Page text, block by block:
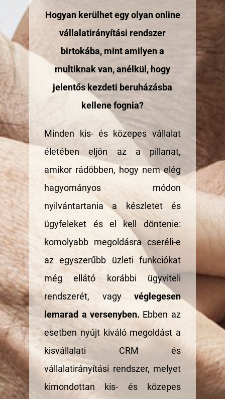
Hogyan kerülhet egy olyan online
vállalatirányítási rendszer
birtokába, mint amilyen a
multiknak van, anélkül, hogy
jelentős kezdeti beruházásba
kellene fognia?
Minden kis- és közepes vállalat
életében eljön az a pillanat,
amikor rádöbben, hogy nem elég
hagyományos módon
nyilvántartania a készletet és
ügyfeleket és el kell döntenie:
komolyabb megoldásra cseréli-e
az egyszerűbb üzleti funkciókat
még ellátó korábbi ügyviteli
rendszerét, vagy véglegesen
lemarad a versenyben. Ebben az
esetben nyújt kiváló megoldást a
kisvállalati CRM és
vállalatirányítási rendszer, melyet
kimondottan kis- és közepes